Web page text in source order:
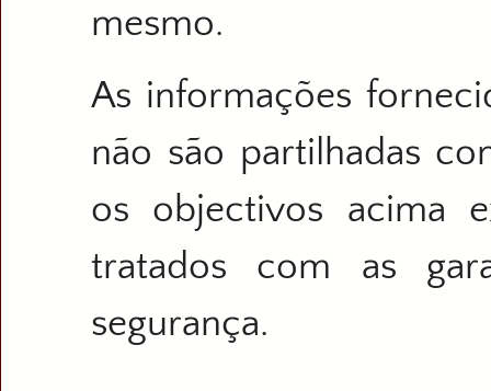
mesmo.
As informações
não são partilhadas
os objectivos acima
tratados com as
segurança.